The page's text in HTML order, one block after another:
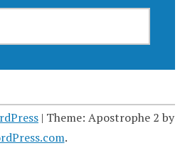
| Theme: Apostrophe 2 by
.